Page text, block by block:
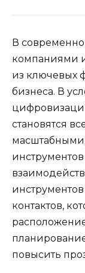
В
компаниями
из ключевых
бизнеса. В
становятся
контактов,
повысить